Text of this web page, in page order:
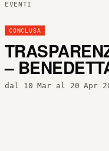
EVENTI
CONCLUSA
–
dal 10 Mar al 20 Apr